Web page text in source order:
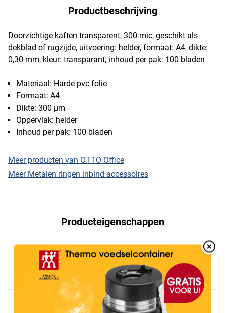
Overlay
Productbeschrijving
Doorzichtige kaften transparent, 300 mic, geschikt als
dekblad of rugzijde, uitvoering: helder, formaat: A4, dikte:
0,30 mm, kleur: transparant, inhoud per pak: 100 bladen
Materiaal: Harde pvc folie
Formaat: A4
Dikte: 300 µm
Oppervlak: helder
Inhoud per pak: 100 bladen
Meer producten van OTTO Office
Meer Metalen ringen inbind accessoires
Producteigenschappen
Referentie INT-97870
Naam fabrikant OTTO Office
Harde pvc folie